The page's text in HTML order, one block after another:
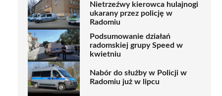
Nietrzeźwy kierowca hulajnogi
ukarany przez policję w
Radomiu
Podsumowanie działań
radomskiej grupy Speed w
kwietniu
Nabór do służby w Policji w
Radomiu już w lipcu